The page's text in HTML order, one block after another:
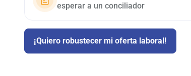
esperar a un conciliador
¡Quiero robustecer mi oferta laboral!